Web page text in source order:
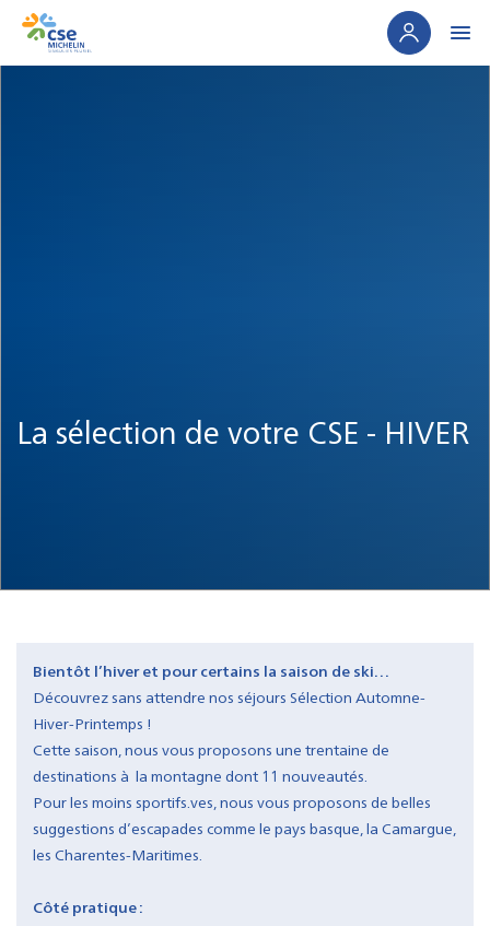
La sélection de votre CSE - HIVER
Bientôt l’hiver et pour certains la saison de ski…
Découvrez sans attendre nos séjours Sélection Automne-
Hiver-Printemps !
Cette saison, nous vous proposons une trentaine de
destinations à la montagne dont 11 nouveautés.
Pour les moins sportifs.ves, nous vous proposons de belles
suggestions d’escapades comme le pays basque, la Camargue,
les Charentes-Maritimes.
Côté pratique :
Panneau de gestion des cookies